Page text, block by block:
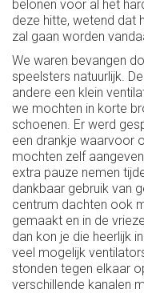
belonen voor al het
deze hitte, wetend dat
zal gaan worden
We waren bevangen
speelsters natuurlijk.
andere een klein
we mochten in korte
schoenen. Er werd
een drankje waarvoor
mochten zelf
extra pauze nemen
dankbaar gebruik van
centrum dachten ook
gemaakt en in de
dan kon je die heerlijk
veel mogelijk
stonden tegen elkaar
verschillende kanalen